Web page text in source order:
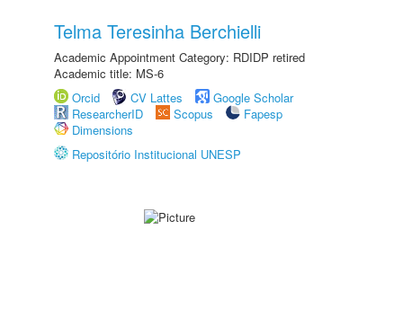
Telma Teresinha Berchielli
Academic Appointment Category: RDIDP retired
Academic title: MS-6
Orcid
CV Lattes
Google Scholar
ResearcherID
Scopus
Fapesp
Dimensions
Repositório Institucional UNESP